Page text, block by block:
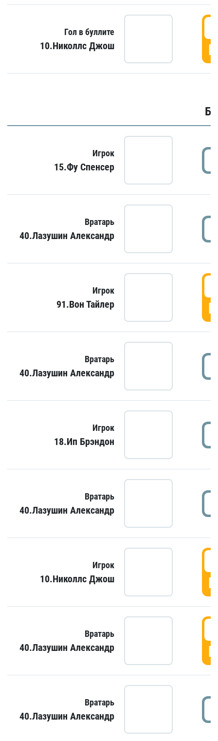
Гол в буллите
10.Николлс Джош
Игрок
15.Фу Спенсер
Вратарь
40.Лазушин Александр
Игрок
91.Вон Тайлер
Вратарь
40.Лазушин Александр
Игрок
18.Ип Брэндон
Вратарь
40.Лазушин Александр
Игрок
10.Николлс Джош
Вратарь
40.Лазушин Александр
Вратарь
40.Лазушин Александр